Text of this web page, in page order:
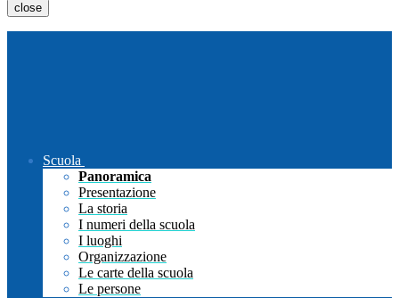
close
Scuola
Panoramica
Presentazione
La storia
I numeri della scuola
I luoghi
Organizzazione
Le carte della scuola
Le persone